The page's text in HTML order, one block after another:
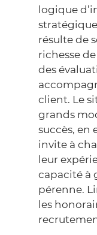
logique
résulte de
richesse
des
client. Le
grands
succès, en
invite à
leur
capacité à
pérenne.
les